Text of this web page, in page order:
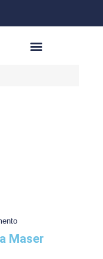
Maser